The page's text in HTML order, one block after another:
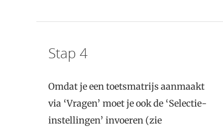
Stap 4
Omdat je een toetsmatrijs aanmaakt
via ‘Vragen’ moet je ook de ‘Selectie-
instellingen’ invoeren (zie